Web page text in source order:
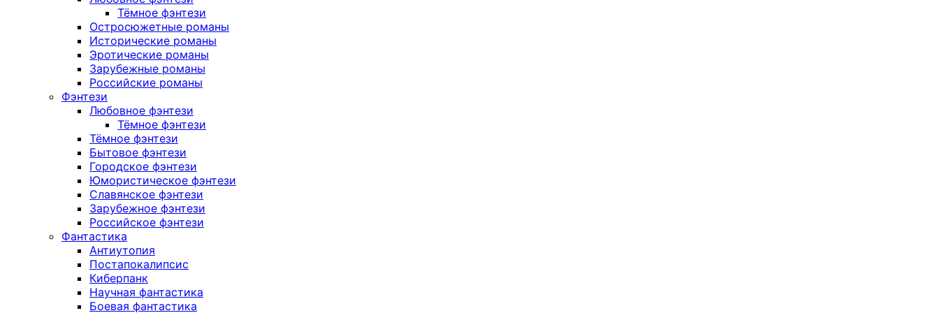
Тёмное фэнтези
Остросюжетные романы
Исторические романы
Эротические романы
Зарубежные романы
Российские романы
Фэнтези
Любовное фэнтези
Тёмное фэнтези
Тёмное фэнтези
Бытовое фэнтези
Городское фэнтези
Юмористическое фэнтези
Славянское фэнтези
Зарубежное фэнтези
Российское фэнтези
Фантастика
Антиутопия
Постапокалипсис
Киберпанк
Научная фантастика
Боевая фантастика